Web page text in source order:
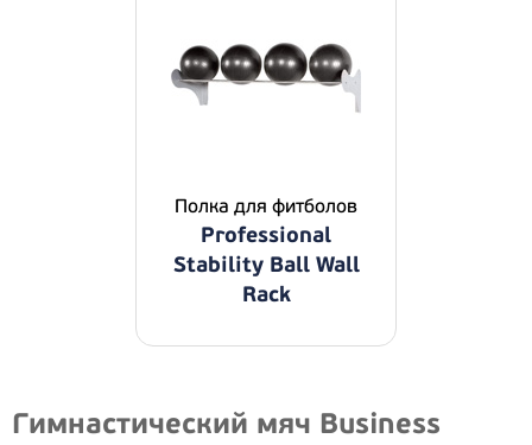
Полка для фитболов
Professional
Stability Ball Wall
Rack
Гимнастический мяч Business